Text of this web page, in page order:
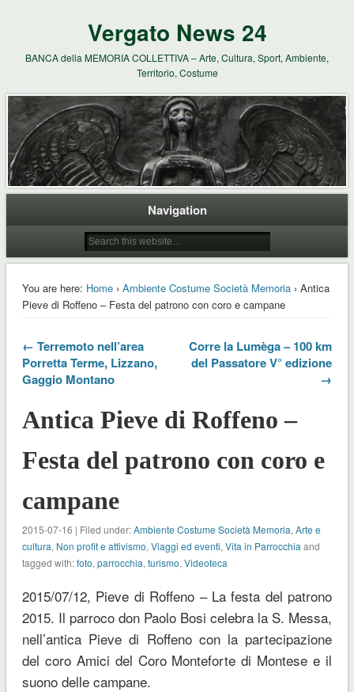
Vergato News 24
BANCA della MEMORIA COLLETTIVA – Arte, Cultura, Sport, Ambiente,
Territorio, Costume
Navigation
You are here: Home› Ambiente Costume Società Memoria› Antica
Pieve di Roffeno – Festa del patrono con coro e campane
← Terremoto nell’area
Porretta Terme, Lizzano,
Gaggio Montano
Corre la Lumèga – 100 km
del Passatore V° edizione
→
Antica Pieve di Roffeno –
Festa del patrono con coro e
campane
2015-07-16 | Filed under:Ambiente Costume Società Memoria, Arte e
cultura, Non profit e attivismo, Viaggi ed eventi, Vita in Parrocchia and
tagged with:foto, parrocchia, turismo, Videoteca
2015/07/12, Pieve di Roffeno – La festa del patrono
2015. Il parroco don Paolo Bosi celebra la S. Messa,
nell’antica Pieve di Roffeno con la partecipazione
del coro Amici del Coro Monteforte di Montese e il
suono delle campane.